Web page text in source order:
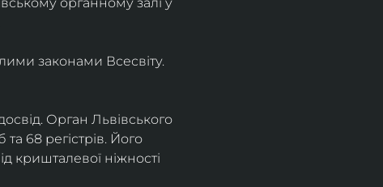
законами Всесвіту.
Орган Львівського
68 регістрів. Його
кришталевої ніжності